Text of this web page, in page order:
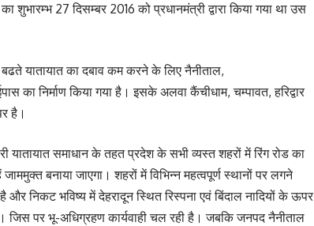
शुभारम्भ 27 दिसम्बर 2016 को प्रधानमंत्री द्वारा किया गया था उस
यातायात का दबाव कम करने के लिए नैनीताल,
का निर्माण किया गया है। इसके अलवा कैंचीधाम, चम्पावत, हरिद्वार
है।
यातायात समाधान के तहत प्रदेश के सभी व्यस्त शहरों में रिंग रोड का
बनाया जाएगा। शहरों में विभिन्न महत्वपूर्ण स्थानों पर लगने
और निकट भविष्य में देहरादून स्थित रिस्पना एवं बिंदाल नादियों के ऊपर
जिस पर भू-अधिग्रहण कार्यवाही चल रही है। जबकि जनपद नैनीताल